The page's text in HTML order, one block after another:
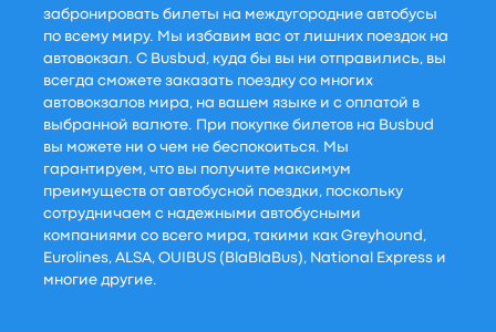
забронировать билеты на междугородние автобусы
по всему миру. Мы избавим вас от лишних поездок на
автовокзал. С Busbud, куда бы вы ни отправились, вы
всегда сможете заказать поездку со многих
автовокзалов мира, на вашем языке и с оплатой в
выбранной валюте. При покупке билетов на Busbud
вы можете ни о чем не беспокоиться. Мы
гарантируем, что вы получите максимум
преимуществ от автобусной поездки, поскольку
сотрудничаем с надежными автобусными
компаниями со всего мира, такими как Greyhound,
Eurolines, ALSA, OUIBUS (BlaBlaBus), National Express и
многие другие.